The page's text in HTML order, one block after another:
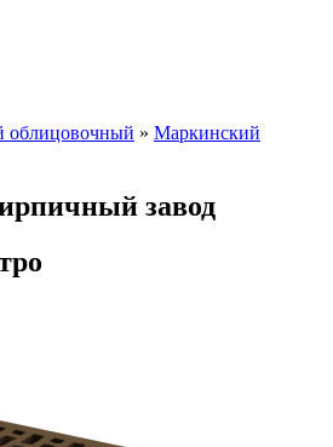
облицовочный » Маркинский
завод